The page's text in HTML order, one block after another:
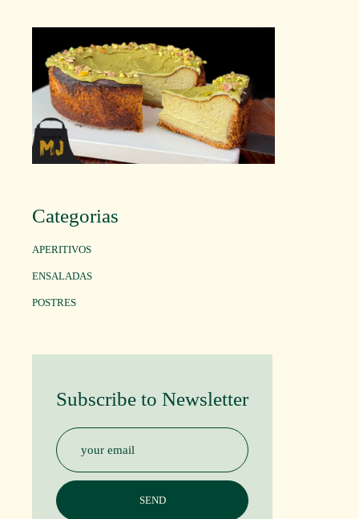
Categorias
APERITIVOS
ENSALADAS
POSTRES
Subscribe to Newsletter